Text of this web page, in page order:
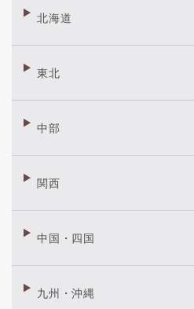
北海道
東北
中部
関西
中国・四国
九州・沖縄